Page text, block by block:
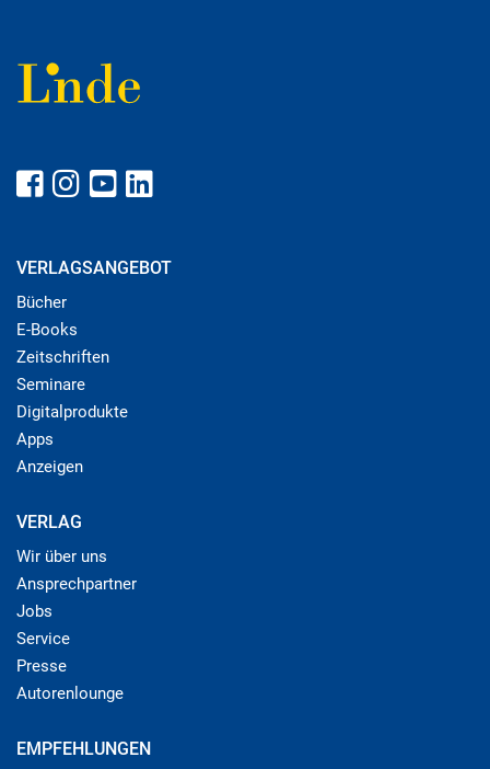
VERLAGSANGEBOT
Bücher
E-Books
Zeitschriften
Seminare
Digitalprodukte
Apps
Anzeigen
VERLAG
Wir über uns
Ansprechpartner
Jobs
Service
Presse
Autorenlounge
EMPFEHLUNGEN